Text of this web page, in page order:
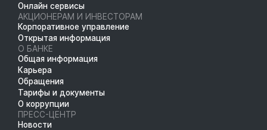
Онлайн сервисы
АКЦИОНЕРАМ И ИНВЕСТОРАМ
Корпоративное управление
Открытая информация
О БАНКЕ
Общая информация
Карьера
Обращения
Тарифы и документы
О коррупции
ПРЕСС-ЦЕНТР
Новости